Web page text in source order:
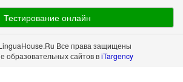
Тестирование онлайн
Все права защищены
образовательных сайтов вiTargency